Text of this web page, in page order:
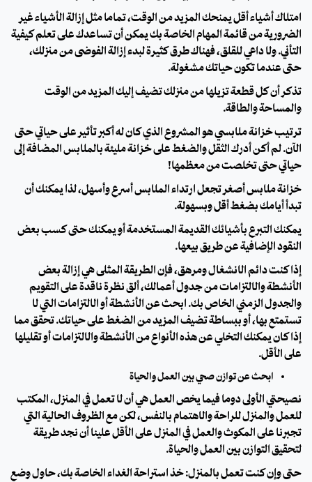
امتلاك أشياء أقل يمنحك المزيد من الوقت، تمامًا مثل إزالة الأشياء غير
الضرورية من قائمة المهام الخاصة بك يمكن أن تساعدك على تعلم كيفية
التأني. ولا داعي للقلق، فهناك طرق كثيرة لبدء إزالة الفوضى من منزلك،
حتى عندما تكون حياتك مشغولة.
تذكر أن كل قطعة تزيلها من منزلك تضيف إليك المزيد من الوقت
والمساحة والطاقة.
ترتيب خزانة ملابسي هو المشروع الذي كان له أكبر تأثير على حياتي حتى
الآن. لم أكن أدرك الثقل والضغط على خزانة مليئة بالملابس المضافة إلى
حياتي حتى تخلصت من معظمها!
خزانة ملابس أصغر تجعل ارتداء الملابس أسرع وأسهل، لذا يمكنك أن
تبدأ أيامك بضغط أقل وبسهولة.
يمكنك التبرع بأشيائك القديمة المُستخدمة أو يمكنك حتى كسب بعض
النقود الإضافية عن طريق بيعها.
إذا كنت دائم الانشغال ومرهق، فإن الطريقة المثلى هي إزالة بعض
الأنشطة والالتزامات من جدول أعمالك، ألق نظرة ناقدة على التقويم
والجدول الزمني الخاص بك. ابحث عن الأنشطة أو الالتزامات التي لا
تستمتع بها، أو ببساطة تضيف المزيد من الضغط على حياتك. تحقق مما
إذا كان يمكنك التخلي عن هذه الأنواع من الأنشطة والالتزامات أو تقليلها
على الأقل.
ابحث عن توازن صحي بين العمل والحياة
نصيحتي الأولى دومًا فيما يخص العمل هي أن لا تعمل في المنزل، المكتب
للعمل والمنزل للراحة والاهتمام بالنفس، لكن مع الظروف الحالية التي
تجبرنا على المكوث والعمل في المنزل على الأقل علينا أن نجد طريقة
لتحقيق التوازن بين العمل والحياة.
حتى وإن كنت تعمل بالمنزل: خذ استراحة الغداء الخاصة بك، حاول وضع